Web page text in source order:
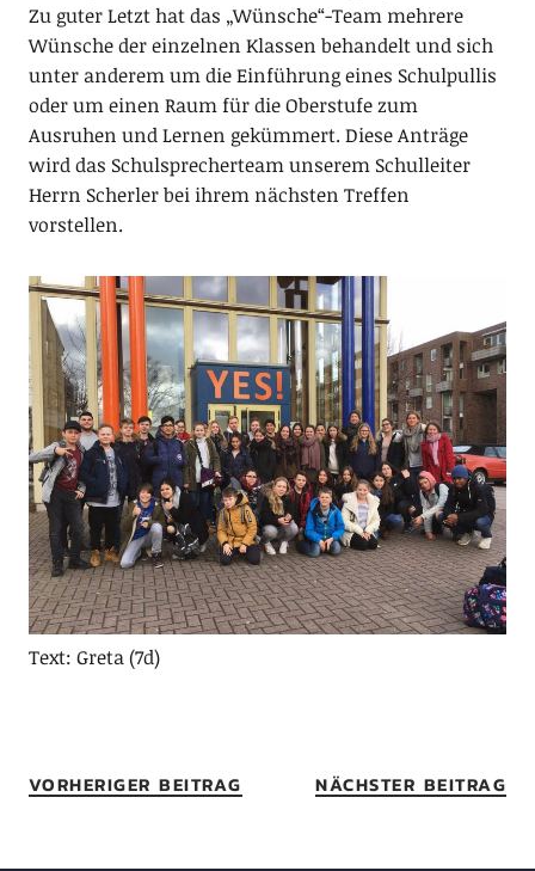
Zu guter Letzt hat das „Wünsche“-Team mehrere
Wünsche der einzelnen Klassen behandelt und sich
unter anderem um die Einführung eines Schulpullis
oder um einen Raum für die Oberstufe zum
Ausruhen und Lernen gekümmert. Diese Anträge
wird das Schulsprecherteam unserem Schulleiter
Herrn Scherler bei ihrem nächsten Treffen
vorstellen.
Text: Greta (7d)
VORHERIGER BEITRAG NÄCHSTER BEITRAG